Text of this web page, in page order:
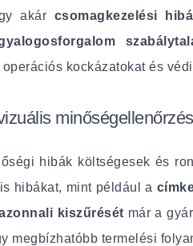
akár csomagkezelési
kockázatokat és
minőségellenőrzés
hibák költségesek és
hibákat, mint például a
kiszűrését már a
megbízhatóbb termelési